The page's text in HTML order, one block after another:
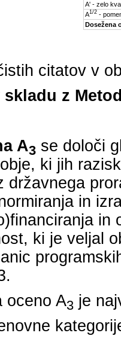
A' - zelo
A1/2-
Dosežena
citatov v
z
A3 se določi
ki jih
državnega
in
in
ki je veljal
.
oceno A3 je